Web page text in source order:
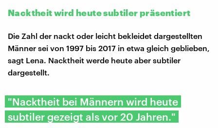
Nacktheit wird heute subtiler präsentiert
Die Zahl der nackt oder leicht bekleidet dargestellten
Männer sei von 1997 bis 2017 in etwa gleich geblieben,
sagt Lena. Nacktheit werde heute aber subtiler
dargestellt.
"Nacktheit bei Männern wird heute
subtiler gezeigt als vor 20 Jahren."